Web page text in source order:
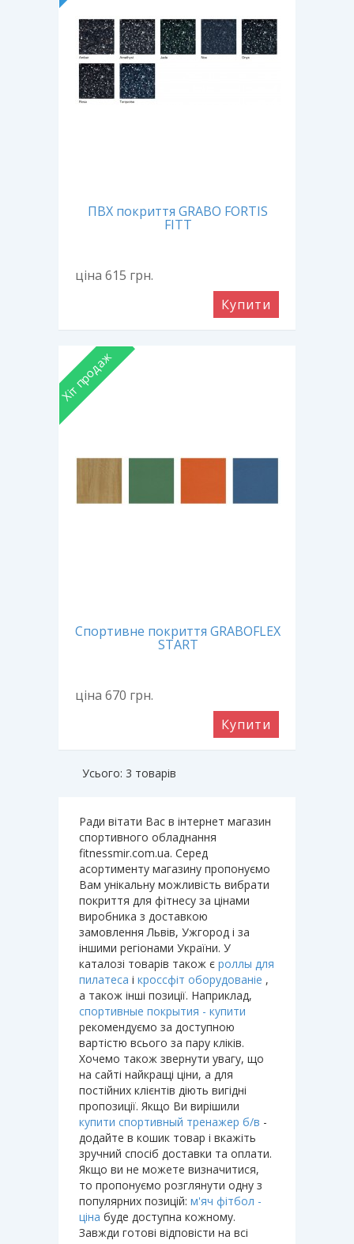
ПВХ покриття GRABO FORTIS
FITT
ціна 615 грн.
Купити
Хіт продаж
Спортивне покриття GRABOFLEX
START
ціна 670 грн.
Купити
Усього: 3 товарів
Ради вітати Вас в інтернет магазин
спортивного обладнання
fitnessmir.com.ua. Серед
асортименту магазину пропонуємо
Вам унікальну можливість вибрати
покриття для фітнесу за цінами
виробника з доставкою
замовлення Львів, Ужгород і за
іншими регіонами України. У
каталозі товарів також є роллы для
пилатеса і кроссфіт оборудованіе ,
а також інші позиції. Наприклад,
спортивные покрытия - купити
рекомендуємо за доступною
вартістю всього за пару кліків.
Хочемо також звернути увагу, що
на сайті найкращі ціни, а для
постійних клієнтів діють вигідні
пропозиції. Якщо Ви вирішили
купити спортивный тренажер б/в -
додайте в кошик товар і вкажіть
зручний спосіб доставки та оплати.
Якщо ви не можете визначитися,
то пропонуємо розглянути одну з
популярних позицій: м'яч фітбол -
ціна буде доступна кожному.
Завжди готові відповісти на всі